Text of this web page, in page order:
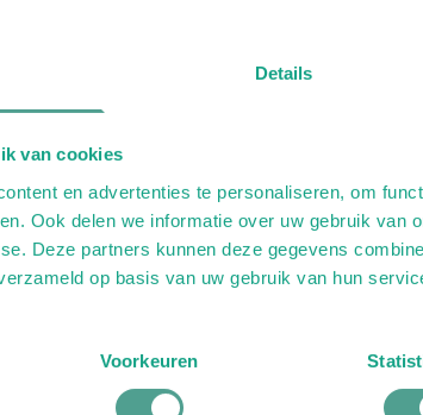
Details
van cookies
en advertenties te personaliseren, om
Ook delen we informatie over uw gebruik van
Deze partners kunnen deze gegevens
op basis van uw gebruik van hun
Voorkeuren